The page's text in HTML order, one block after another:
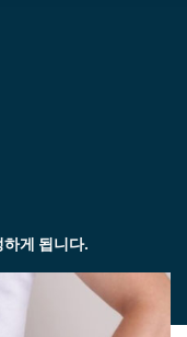
게 됩니다.